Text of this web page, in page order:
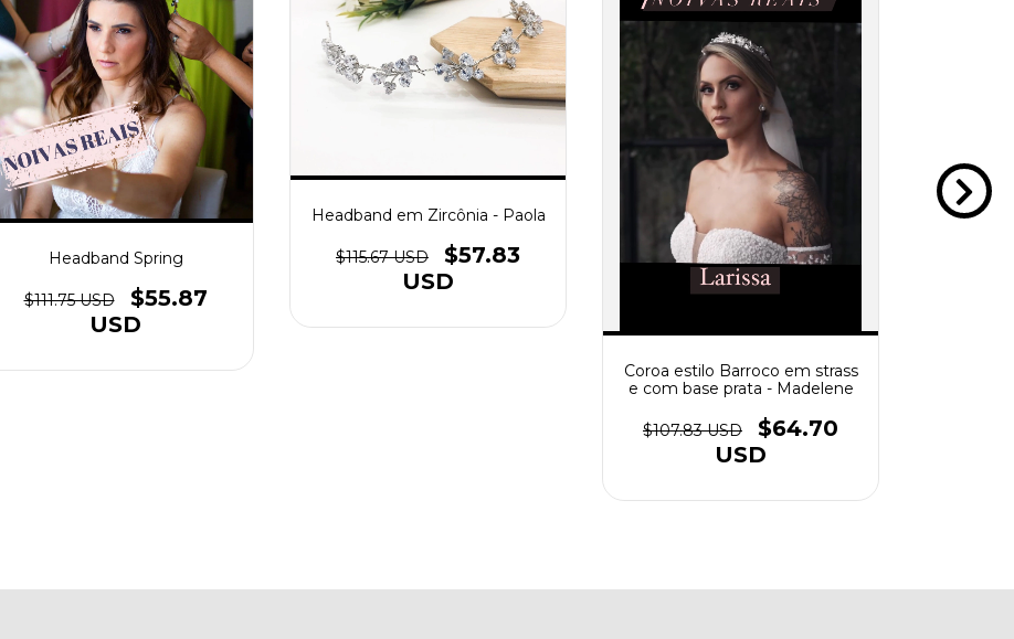
Headband Spring
$111.75 USD
$55.87
USD
Headband em Zircônia - Paola
$115.67 USD
$57.83
USD
Coroa estilo Barroco em strass
e com base prata - Madelene
$107.83 USD
$64.70
USD
$88.23